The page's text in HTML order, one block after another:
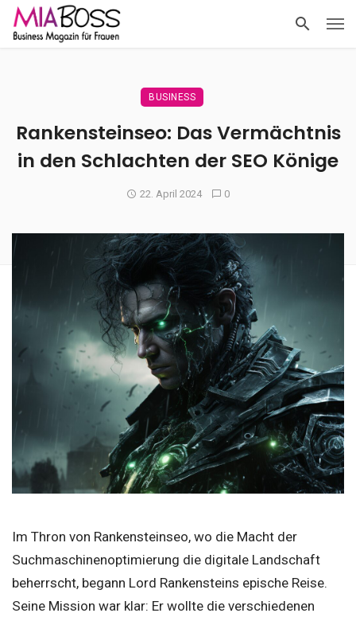
BUSINESS
Rankensteinseo: Das Vermächtnis
in den Schlachten der SEO Könige
22. April 2024 0
Im Thron von Rankensteinseo, wo die Macht der
Suchmaschinenoptimierung die digitale Landschaft
beherrscht, begann Lord Rankensteins epische Reise.
Seine Mission war klar: Er wollte die verschiedenen